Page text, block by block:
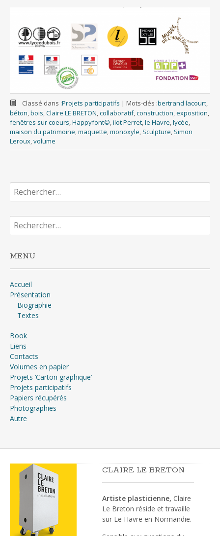
Classé dans :Projets participatifs | Mots-clés :bertrand lacourt,
béton,bois,Claire LE BRETON,collaboratif,construction,exposition,
fenêtres sur coeurs,Happyfont©,ilot Perret,le Havre,lycée,
maison du patrimoine,maquette,monoxyle, Sculpture, Simon
Leroux,volume
MENU
Accueil
Présentation
Biographie
Textes
Book
Liens
Contacts
Volumes en papier
Projets ‘Carton graphique’
Projets participatifs
Papiers récupérés
Photographies
Autre
CLAIRE LE BRETON
Artiste plasticienne, Claire
Le Breton réside et travaille
sur Le Havre en Normandie.